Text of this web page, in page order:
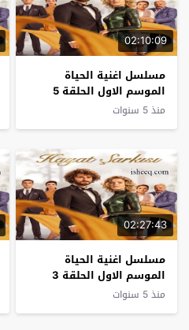
02:10:09
مسلسل اغنية الحياة
الموسم الاول الحلقة 5
منذ 5 سنوات
02:27:43
مسلسل اغنية الحياة
الموسم الاول الحلقة 3
منذ 5 سنوات